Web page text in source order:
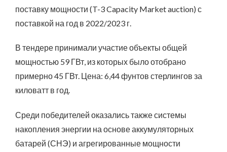
поставку мощности (T-3 Capacity Market auction) с
поставкой на год в 2022/2023 г.
В тендере принимали участие объекты общей
мощностью 59 ГВт, из которых было отобрано
примерно 45 ГВт. Цена: 6,44 фунтов стерлингов за
киловатт в год.
Среди победителей оказались также системы
накопления энергии на основе аккумуляторных
батарей (СНЭ) и агрегированные мощности